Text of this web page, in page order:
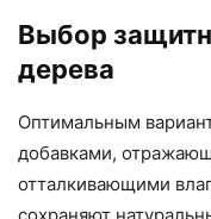
Выбор
дерева
Оптимальным
добавками,
отталкивающими